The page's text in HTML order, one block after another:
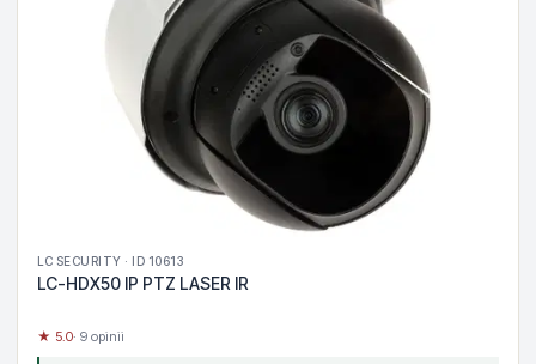
LC SECURITY · ID 10613
LC-HDX50 IP PTZ LASER IR
★ 5.0· 9 opinii